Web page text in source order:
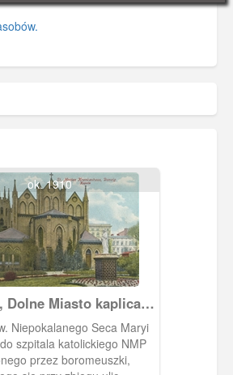
ok. 1910
Dolne Miasto kaplica
Danzig, Niedere
Krankenhaus
Niepokalanego Seca Maryi
szpitala katolickiego NMP
przez boromeuszki,